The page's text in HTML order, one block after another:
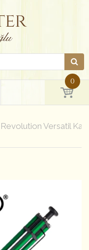
0
Revolution Versatil